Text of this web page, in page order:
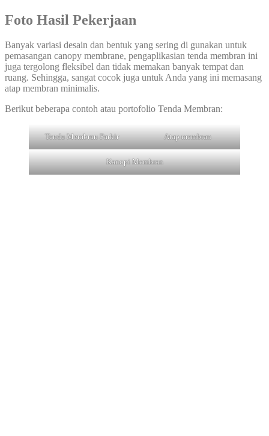
Foto Hasil Pekerjaan
Banyak variasi desain dan bentuk yang sering di gunakan untuk
pemasangan canopy membrane, pengaplikasian tenda membran ini
juga tergolong fleksibel dan tidak memakan banyak tempat dan
ruang. Sehingga, sangat cocok juga untuk Anda yang ini memasang
atap membran minimalis.
Berikut beberapa contoh atau portofolio Tenda Membran:
Tenda Membran Parkir Atap membran
Kanopi Membran